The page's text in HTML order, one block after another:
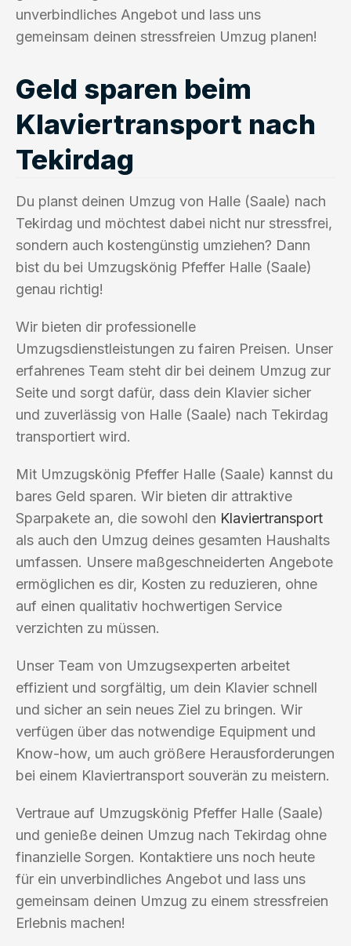
unverbindliches Angebot und lass uns
gemeinsam deinen stressfreien Umzug planen!
Geld sparen beim
Klaviertransport nach
Tekirdag
Du planst deinen Umzug von Halle (Saale) nach
Tekirdag und möchtest dabei nicht nur stressfrei,
sondern auch kostengünstig umziehen? Dann
bist du bei Umzugskönig Pfeffer Halle (Saale)
genau richtig!
Wir bieten dir professionelle
Umzugsdienstleistungen zu fairen Preisen. Unser
erfahrenes Team steht dir bei deinem Umzug zur
Seite und sorgt dafür, dass dein Klavier sicher
und zuverlässig von Halle (Saale) nach Tekirdag
transportiert wird.
Mit Umzugskönig Pfeffer Halle (Saale) kannst du
bares Geld sparen. Wir bieten dir attraktive
Sparpakete an, die sowohl den Klaviertransport
als auch den Umzug deines gesamten Haushalts
umfassen. Unsere maßgeschneiderten Angebote
ermöglichen es dir, Kosten zu reduzieren, ohne
auf einen qualitativ hochwertigen Service
verzichten zu müssen.
Unser Team von Umzugsexperten arbeitet
effizient und sorgfältig, um dein Klavier schnell
und sicher an sein neues Ziel zu bringen. Wir
verfügen über das notwendige Equipment und
Know-how, um auch größere Herausforderungen
bei einem Klaviertransport souverän zu meistern.
Vertraue auf Umzugskönig Pfeffer Halle (Saale)
und genieße deinen Umzug nach Tekirdag ohne
finanzielle Sorgen. Kontaktiere uns noch heute
für ein unverbindliches Angebot und lass uns
gemeinsam deinen Umzug zu einem stressfreien
Erlebnis machen!